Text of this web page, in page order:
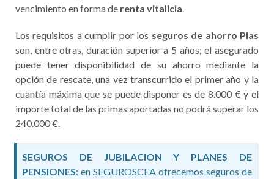
vencimiento en forma de renta vitalicia.
Los requisitos a cumplir por los seguros de ahorro Pias
son, entre otras, duración superior a 5 años; el asegurado
puede tener disponibilidad de su ahorro mediante la
opción de rescate, una vez transcurrido el primer año y la
cuantía máxima que se puede disponer es de 8.000 € y el
importe total de las primas aportadas no podrá superar los
240.000 €.
SEGUROS DE JUBILACION Y PLANES DE
PENSIONES: en SEGUROSCEA ofrecemos seguros de